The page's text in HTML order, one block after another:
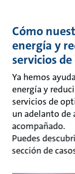
Cómo
energía y
servicios
Ya hemos
energía y
servicios de
un adelanto de
acompañado.​
Puedes
sección de